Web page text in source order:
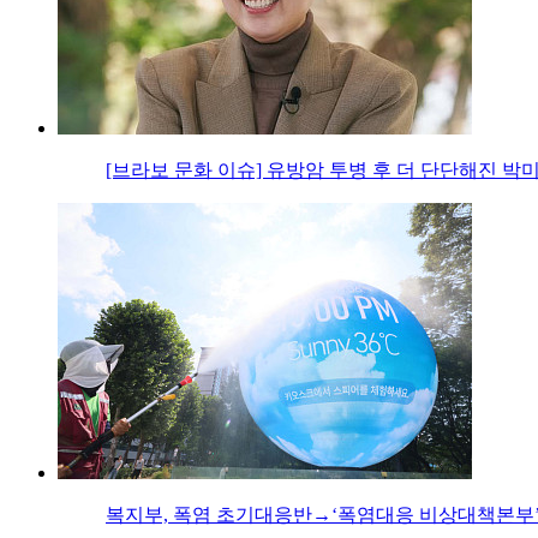
[브라보 문화 이슈] 유방암 투병 후 더 단단해진 박
복지부, 폭염 초기대응반→‘폭염대응 비상대책본부